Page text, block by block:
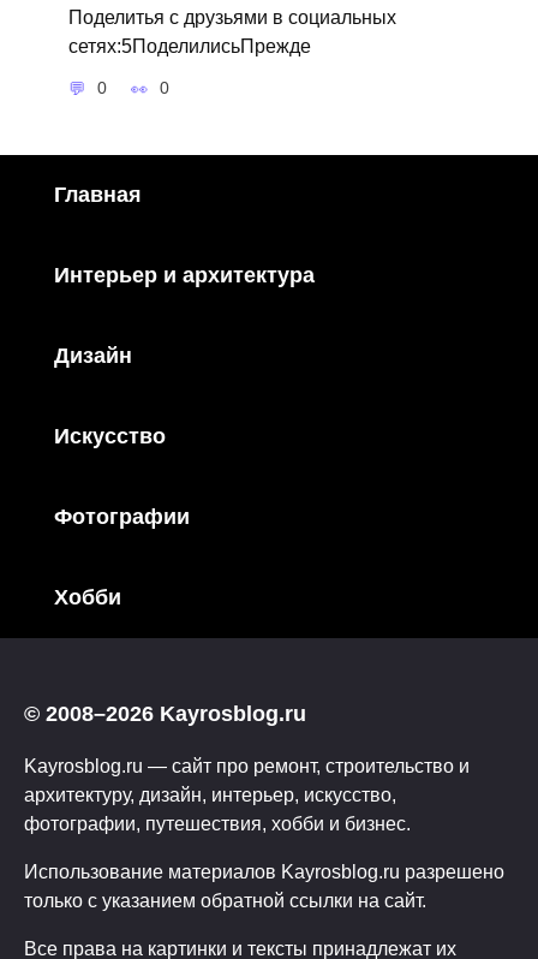
Поделитья с друзьями в социальных
сетях:5ПоделилисьПрежде
0 0
Главная
Интерьер и архитектура
Дизайн
Искусство
Фотографии
Хобби
© 2008–2026 Kayrosblog.ru
Kayrosblog.ru — сайт про ремонт, строительство и
архитектуру, дизайн, интерьер, искусство,
фотографии, путешествия, хобби и бизнес.
Использование материалов Kayrosblog.ru разрешено
только с указанием обратной ссылки на сайт.
Все права на картинки и тексты принадлежат их